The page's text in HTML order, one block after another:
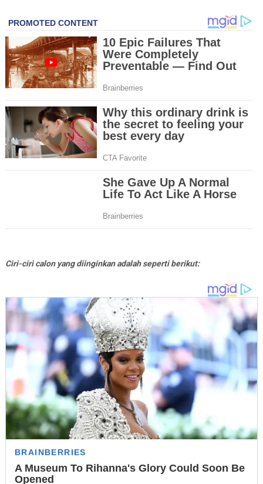
Ciri-ciri calon yang diinginkan adalah seperti berikut: